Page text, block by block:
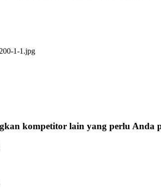
kompetitor lain yang perlu Anda